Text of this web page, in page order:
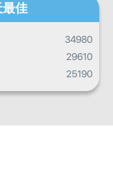
佳
34980
29610
25190